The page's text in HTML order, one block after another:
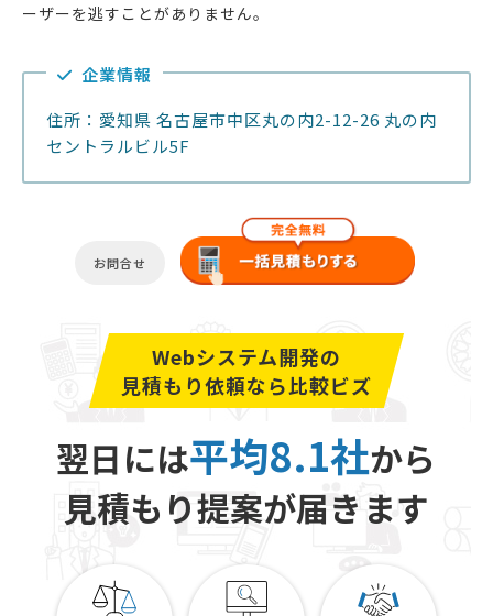
ーザーを逃すことがありません。
企業情報
住所：愛知県 名古屋市中区丸の内2-12-26 丸の内
セントラルビル5F
お問合せ
Webシステム開発の
見積もり依頼なら比較ビズ
翌日には平均8.1社から
見積もり提案が届きます